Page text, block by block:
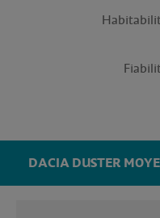
DACIA DUSTER